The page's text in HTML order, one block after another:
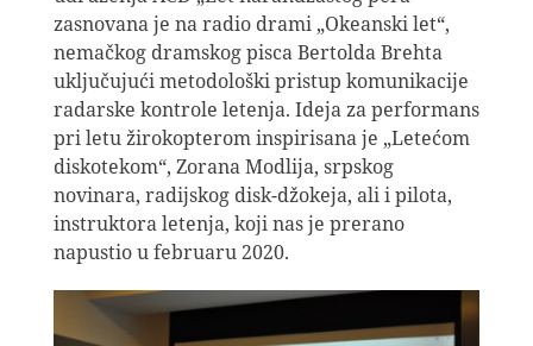
zasnovana je na radio drami „Okeanski let“,
nemačkog dramskog pisca Bertolda Brehta
uključujući metodološki pristup komunikacije
radarske kontrole letenja. Ideja za performans
pri letu žirokopterom inspirisana je „Letećom
diskotekom“, Zorana Modlija, srpskog
novinara, radijskog disk-džokeja, ali i pilota,
instruktora letenja, koji nas je prerano
napustio u februaru 2020.